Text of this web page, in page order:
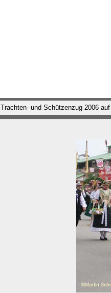
Trachten- und Schützenzug 2006